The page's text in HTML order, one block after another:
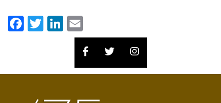
Facebook
TwitterLinkedIn